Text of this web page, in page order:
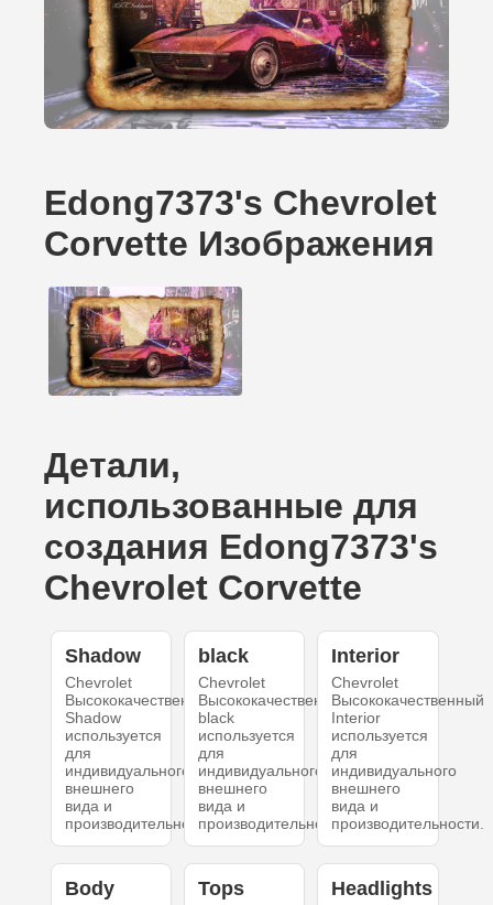
Edong7373's Chevrolet
Corvette Изображения
Детали,
использованные для
создания Edong7373's
Chevrolet Corvette
Shadow
Chevrolet
Высококачественный
Shadow
используется
для
индивидуального
внешнего
вида и
производительности.
black
Chevrolet
Высококачественный
black
используется
для
индивидуального
внешнего
вида и
производительности.
Interior
Chevrolet
Высококачественный
Interior
используется
для
индивидуального
внешнего
вида и
производительности.
Body Tops Headlights